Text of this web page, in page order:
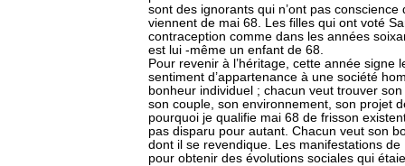
sont des ignorants qui n’ont pas
viennent de mai 68. Les filles qui ont voté
contraception comme dans les années
est lui -même un enfant de 68.
Pour revenir à l’héritage, cette année signe
sentiment d’appartenance à une société
bonheur individuel ; chacun veut trouver
son couple, son environnement, son projet
pourquoi je qualifie mai 68 de frisson
pas disparu pour autant. Chacun veut son
dont il se revendique. Les manifestations
pour obtenir des évolutions sociales qui